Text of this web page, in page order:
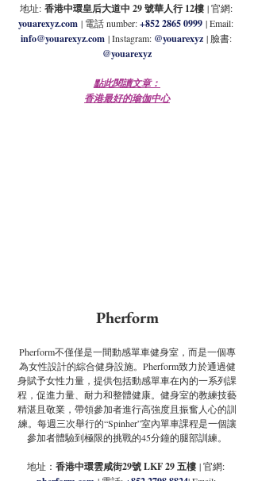
地址: 香港中環皇后大道中 29 號華人行 12樓 | 官網:
youarexyz.com | 電話 number: +852 2865 0999 | Email:
info@youarexyz.com | Instagram: @youarexyz | 臉書:
@youarexyz
點此閱讀文章：
香港最好的瑜伽中心
Pherform
Pherform不僅僅是一間動感單車健身室，而是一個專
為女性設計的綜合健身設施。Pherform致力於通過健
身賦予女性力量，提供包括動感單車在內的一系列課
程，促進力量、耐力和整體健康。健身室的教練技藝
精湛且敬業，帶領參加者進行高強度且振奮人心的訓
練。每週三次舉行的“Spinher”室內單車課程是一個讓
參加者體驗到極限的挑戰的45分鐘的腿部訓練。
地址： 香港中環雲咸街29號 LKF 29 五樓 | 官網: